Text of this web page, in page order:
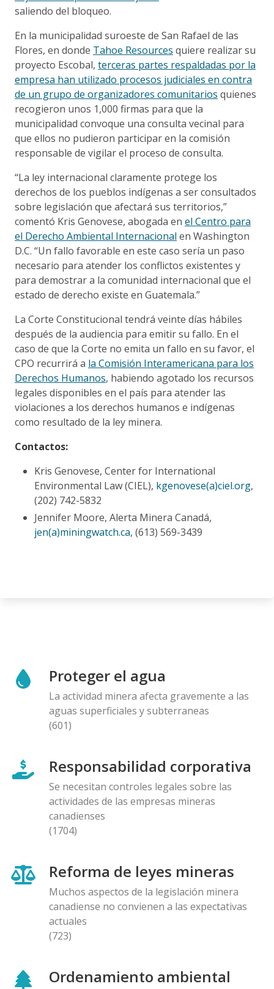
saliendo del bloqueo.
En la municipalidad suroeste de San Rafael de las
Flores, en donde Tahoe Resources quiere realizar su
proyecto Escobal, terceras partes respaldadas por la
empresa han utilizado procesos judiciales en contra
de un grupo de organizadores comunitarios quienes
recogieron unos 1,000 firmas para que la
municipalidad convoque una consulta vecinal para
que ellos no pudieron participar en la comisión
responsable de vigilar el proceso de consulta.
“La ley internacional claramente protege los
derechos de los pueblos indígenas a ser consultados
sobre legislación que afectará sus territorios,”
comentó Kris Genovese, abogada en el Centro para
el Derecho Ambiental Internacional en Washington
D.C. “Un fallo favorable en este caso sería un paso
necesario para atender los conflictos existentes y
para demostrar a la comunidad internacional que el
estado de derecho existe en Guatemala.”
La Corte Constitucional tendrá veinte días hábiles
después de la audiencia para emitir su fallo. En el
caso de que la Corte no emita un fallo en su favor, el
CPO recurrirá a la Comisión Interamericana para los
Derechos Humanos, habiendo agotado los recursos
legales disponibles en el país para atender las
violaciones a los derechos humanos e indígenas
como resultado de la ley minera.
Contactos:
Kris Genovese, Center for International
Environmental Law (CIEL), kgenovese(a)ciel.org,
(202) 742-5832
Jennifer Moore, Alerta Minera Canadá,
jen(a)miningwatch.ca, (613) 569-3439
Proteger el agua
La actividad minera afecta gravemente a las
aguas superficiales y subterraneas
(601)
Responsabilidad corporativa
Se necesitan controles legales sobre las
actividades de las empresas mineras
canadienses
(1704)
Reforma de leyes mineras
Muchos aspectos de la legislación minera
canadiense no convienen a las expectativas
actuales
(723)
Ordenamiento ambiental